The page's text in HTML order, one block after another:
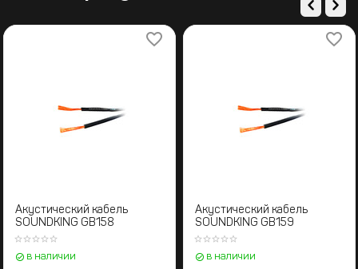
Акустический кабель
SOUNDKING GB158
в наличии
Акустический кабель
SOUNDKING GB159
в наличии